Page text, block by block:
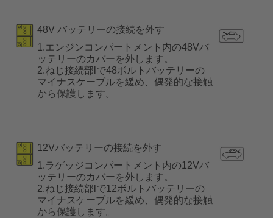
48V バッテリーの接続を外す
1.エンジンコンパートメント内の48Vバ
ッテリーのカバーを外します。
2.ねじ接続部lで48ボルトバッテリーの
マイナスケーブルを緩め、偶発的な接触
から保護します。
12Vバッテリーの接続を外す
1.ラゲッジコンパートメント内の12Vバ
ッテリーのカバーを外します。
2.ねじ接続部lで12ボルトバッテリーの
マイナスケーブルを緩め、偶発的な接触
から保護します。